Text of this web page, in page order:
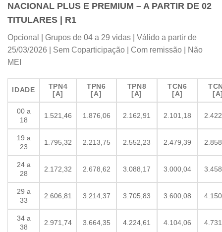
NACIONAL PLUS E PREMIUM – A PARTIR DE 02
TITULARES | R1
Opcional | Grupos de 04 a 29 vidas | Válido a partir de
25/03/2026 | Sem Coparticipação | Com remissão | Não
MEI
IDADE
TPN4
[A]
TPN6
[A]
TPN8
[A]
TCN6
[A]
00 a
18
1.521,46 1.876,06 2.162,91 2.101,18
19 a
23
1.795,32 2.213,75 2.552,23 2.479,39
24 a
28
2.172,32 2.678,62 3.088,17 3.000,04
29 a
33
2.606,81 3.214,37 3.705,83 3.600,08
34 a
38
2.971,74 3.664,35 4.224,61 4.104,06